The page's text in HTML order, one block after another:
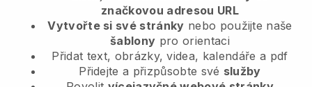
značkovou adresou URL
Vytvořte si své stránky nebo použijte naše
šablony pro orientaci
Přidat text, obrázky, videa, kalendáře a pdf
Přidejte a přizpůsobte své služby